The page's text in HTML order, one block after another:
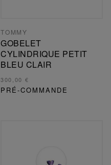
TOMMY
GOBELET
CYLINDRIQUE PETIT
BLEU CLAIR
300,00 €
PRÉ-COMMANDE